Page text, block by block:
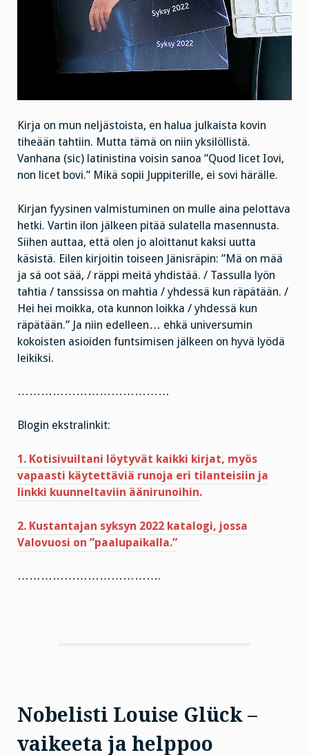
Kirja on mun neljästoista, en halua julkaista kovin
tiheään tahtiin. Mutta tämä on niin yksilöllistä.
Vanhana (sic) latinistina voisin sanoa ”Quod licet Iovi,
non licet bovi.” Mikä sopii Juppiterille, ei sovi härälle.
Kirjan fyysinen valmistuminen on mulle aina pelottava
hetki. Vartin ilon jälkeen pitää sulatella masennusta.
Siihen auttaa, että olen jo aloittanut kaksi uutta
käsistä. Eilen kirjoitin toiseen Jänisräpin: ”Mä on mää
ja sä oot sää, / räppi meitä yhdistää. / Tassulla lyön
tahtia / tanssissa on mahtia / yhdessä kun räpätään. /
Hei hei moikka, ota kunnon loikka / yhdessä kun
räpätään.” Ja niin edelleen… ehkä universumin
kokoisten asioiden funtsimisen jälkeen on hyvä lyödä
leikiksi.
…………………………………
Blogin ekstralinkit:
1. Kotisivuiltani löytyvät kaikki kirjat, myös
vapaasti käytettäviä runoja eri tilanteisiin ja
linkki kuunneltaviin äänirunoihin.
2. Kustantajan syksyn 2022 katalogi, jossa
Valovuosi on ”paalupaikalla.”
……………………………….
Nobelisti Louise Glück –
vaikeeta ja helppoo